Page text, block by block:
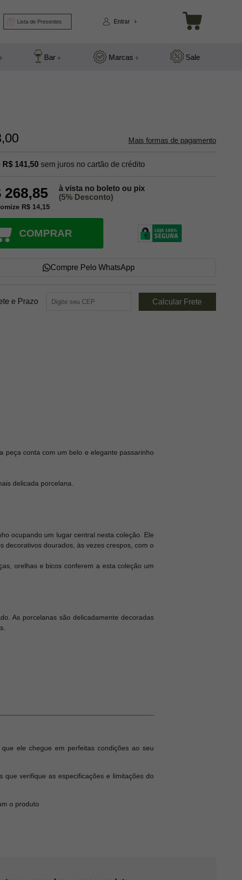
Lista de Presentes Entrar
Bar Marcas Sale
Mais formas de pagamento
R$ 141,50 sem juros no cartão de crédito
268,85
à vista no boleto ou pix
(5% Desconto)
R$ 14,15
COMPRAR
Compre Pelo WhatsApp
e Prazo
peça conta com um belo e elegante passarinho
delicada porcelana.
ocupando um lugar central nesta coleção. Ele
decorativos dourados, às vezes crespos, com o
orelhas e bicos conferem a esta coleção um
As porcelanas são delicadamente decoradas
ele chegue em perfeitas condições ao seu
que verifique as especificações e limitações do
o produto